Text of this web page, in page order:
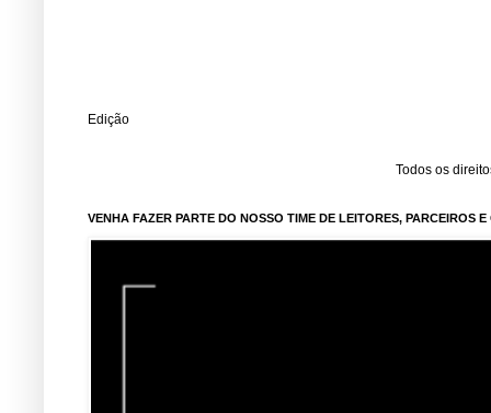
Edição
Todos os
VENHA FAZER PARTE DO NOSSO TIME DE LEITORES, PARCEIROS